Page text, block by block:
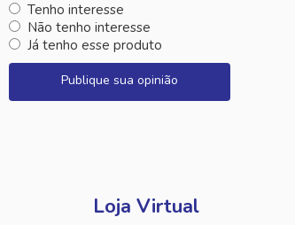
Tenho interesse
Não tenho interesse
Já tenho esse produto
Publique sua opinião
Loja Virtual